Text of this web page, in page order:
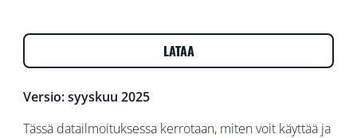
LATAA
Versio: syyskuu 2025
Tässä datailmoituksessa kerrotaan, miten voit käyttää ja